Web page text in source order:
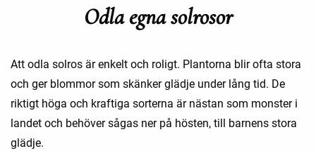
Odla egna solrosor
Att odla solros är enkelt och roligt. Plantorna blir ofta stora
och ger blommor som skänker glädje under lång tid. De
riktigt höga och kraftiga sorterna är nästan som monster i
landet och behöver sågas ner på hösten, till barnens stora
glädje.